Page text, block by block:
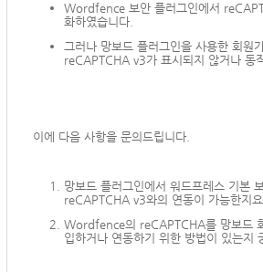
Wordfence 보안 플러그인에서
화하였습니다.
그러나 망보드 플러그인을 사용한 회원
reCAPTCHA v3가 표시되지 않거나 동
이에 다음 사항을 문의드립니다.
망보드 플러그인에서 워드프레스 기본
reCAPTCHA v3와의 연동이 가능한지
Wordfence의 reCAPTCHA를 망보드
입하거나 연동하기 위한 방법이 있는지